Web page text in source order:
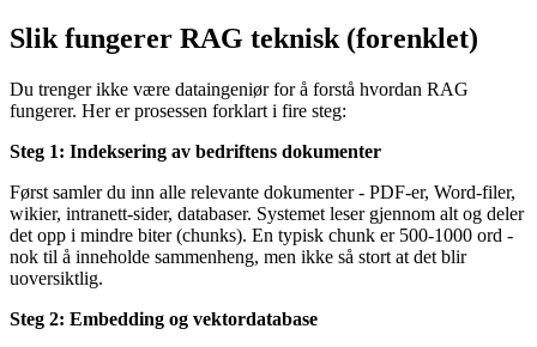
Slik fungerer RAG teknisk (forenklet)
Du trenger ikke være dataingeniør for å forstå hvordan RAG
fungerer. Her er prosessen forklart i fire steg:
Steg 1: Indeksering av bedriftens dokumenter
Først samler du inn alle relevante dokumenter - PDF-er, Word-filer,
wikier, intranett-sider, databaser. Systemet leser gjennom alt og deler
det opp i mindre biter (chunks). En typisk chunk er 500-1000 ord -
nok til å inneholde sammenheng, men ikke så stort at det blir
uoversiktlig.
Steg 2: Embedding og vektordatabase